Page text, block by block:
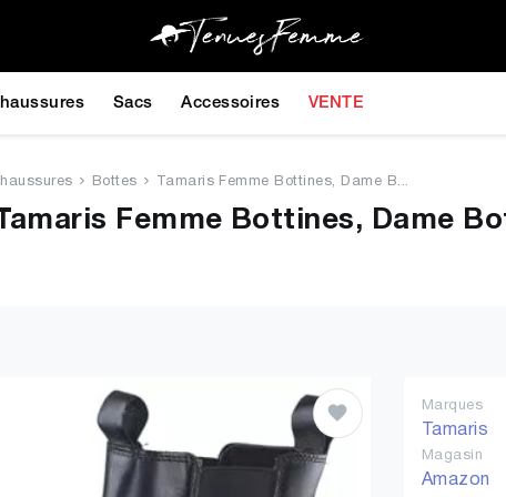
Sacs Accessoires VENTE
Bottes Tamaris Femme Bottines, Dame B...
Femme Bottines, Dame
Marques
Tamaris
Magasin
Amazon